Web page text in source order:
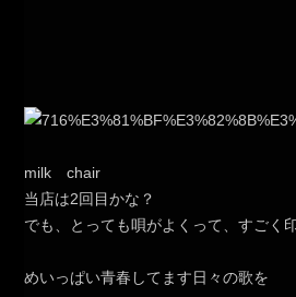
milk chair
当店は2回目かな？
でも、とっても唄がよくって、すごく
めいっぱい青春してます日々の歌を